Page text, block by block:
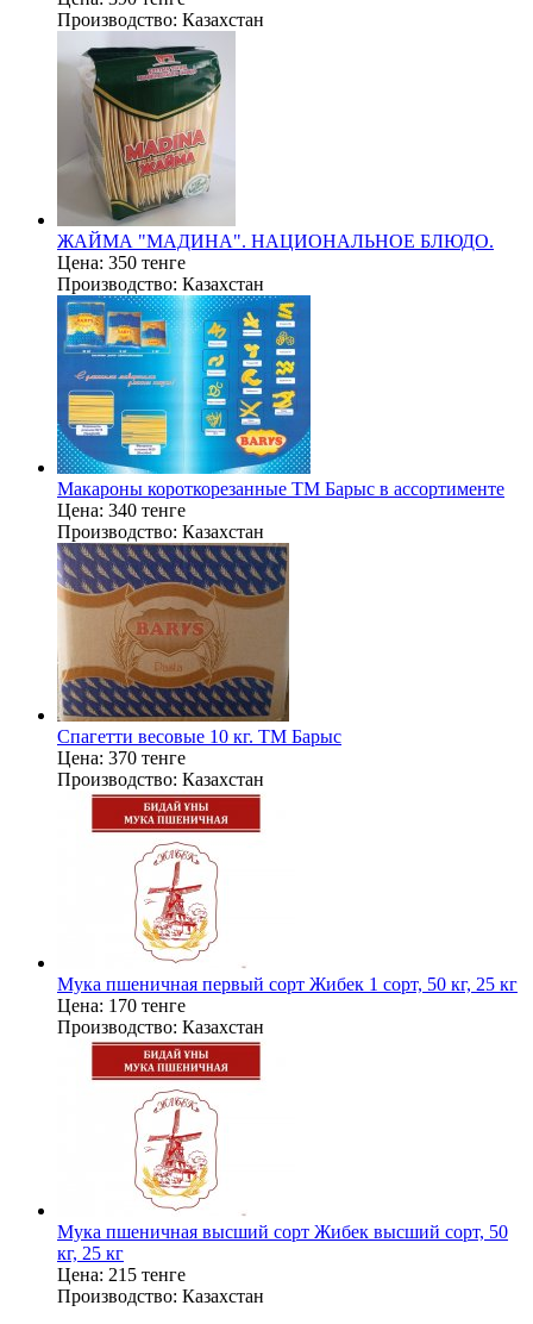
Производство: Казахстан
ЖАЙМА "МАДИНА". НАЦИОНАЛЬНОЕ БЛЮДО.
Цена: 350 тенге
Производство: Казахстан
Макароны короткорезанные ТМ Барыс в ассортименте
Цена: 340 тенге
Производство: Казахстан
Спагетти весовые 10 кг. ТМ Барыс
Цена: 370 тенге
Производство: Казахстан
Мука пшеничная первый сорт Жибек 1 сорт, 50 кг, 25 кг
Цена: 170 тенге
Производство: Казахстан
Мука пшеничная высший сорт Жибек высший сорт, 50
кг, 25 кг
Цена: 215 тенге
Производство: Казахстан